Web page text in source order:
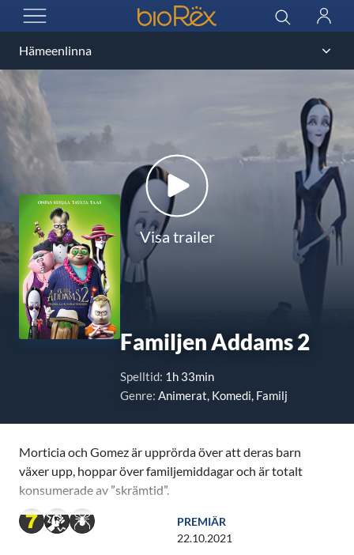
ÖPPNA MENYN
BioRex Cinemas Sök
Logga
Visa trailer
Familjen Addams 2
Spelltid: 1h 33min
Genre: Animerat, Komedi, Familj
Morticia och Gomez är upprörda över att deras barn
växer upp, hoppar över familjemiddagar och är totalt
konsumerade av ”skrämtid”.
För att stärka sina familjeband bestämmer de sig för
att trycka in Wednesday, Pugsley, Onkel Fester och
PREMIÄR
22.10.2021